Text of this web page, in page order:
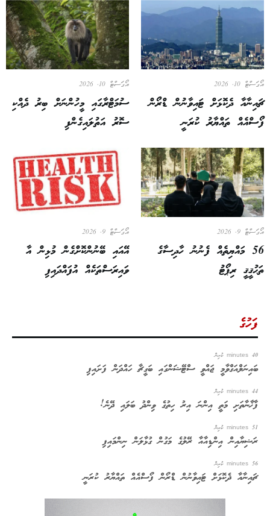
އޯގަސްޓް 10, 2026
ޗައިނާއާ ދެކޮޅަށް ޓައިވާނުން ޑްރޯން
ފޯސްއެއް ތައްޔާރު ކުރަނީ
އޯގަސްޓް 10, 2026
ސުމަޓްރާގައި މީހުންނަށް ބިރު ދެއްކި
ސޮރު އަތުލައިގެންފި
އޯގަސްޓް 9, 2026
56 މައްޔިތެއް ފެނުނު ހާދިސާގެ
ތަޙުޤީޤީ ރިޕޯޓު
އޯގަސްޓް 9, 2026
އޭއައި ބޭނުންކޮށްގެން މުޅިން އާ
ވައިރަސްތަކެއް އުފައްދައިފި
ފަހުގެ
40 minutes ކުރިން
ބައިނަލްއަގްވާމީ ޖައްވީ ސްޓޭޝަންގައި ބަގީޗާ ހައްދަން ފަށައިފި
44 minutes ކުރިން
ފާޚާނާތަށި މަތީ އިންނަ އިރު ހިތުގެ ވިންދު ބަލައި ދޭނެ!
51 minutes ކުރިން
ރަޝިޔާއިން އިންޑިއާއާ ރޭލުގެ މަގުން ގުޅާލަން ނިންމައިފި
56 minutes ކުރިން
ޗައިނާއާ ދެކޮޅަށް ޓައިވާނުން ޑްރޯން ފޯސްއެއް ތައްޔާރު ކުރަނީ